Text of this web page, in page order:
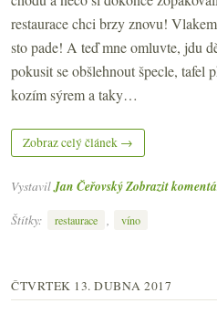
restaurace chci brzy znovu!
sto pade! A teď mne omluvte, jdu
pokusit se obšlehnout špecle, tafel
kozím sýrem a taky…
Zobraz celý článek →
VystavilJan ČeřovskýZobrazit
Štítky:
restaurace , víno
ČTVRTEK 13. DUBNA 2017